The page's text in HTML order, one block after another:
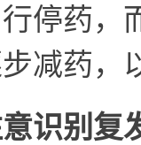
停药，
减药，
识别复